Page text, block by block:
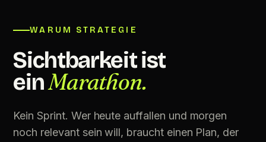
WARUM STRATEGIE
Sichtbarkeit ist
einMarathon.
Kein Sprint. Wer heute auffallen und morgen
noch relevant sein will, braucht einen Plan, der